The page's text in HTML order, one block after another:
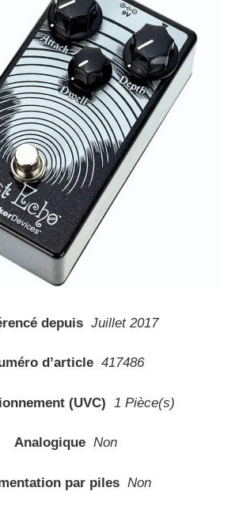
depuis Juillet 2017
d’article 417486
(UVC) 1 Pièce(s)
Analogique Non
par piles Non